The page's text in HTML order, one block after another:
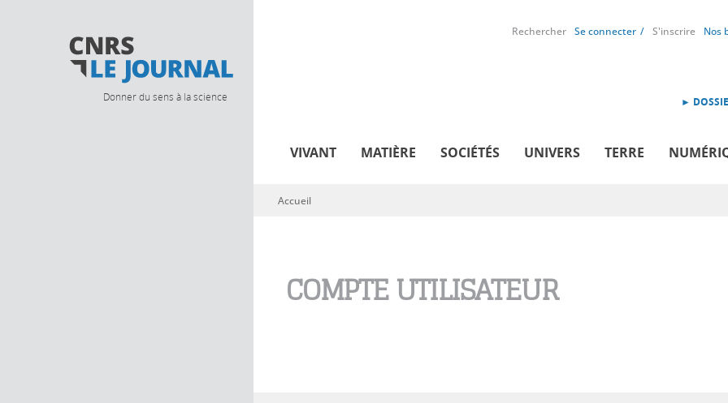
Donner du sens à la science
Rechercher Se connecter S'inscrire Nos
►
VIVANT MATIÈRE SOCIÉTÉS UNIVERS TERRE
Vous êtes ici
Accueil
COMPTE UTILISATEUR